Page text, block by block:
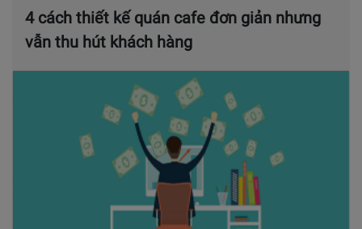
4 cách thiết kế quán cafe đơn giản nhưng
vẫn thu hút khách hàng